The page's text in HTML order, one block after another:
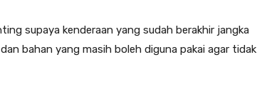
supaya kenderaan yang sudah berakhir jangka
bahan yang masih boleh diguna pakai agar tidak